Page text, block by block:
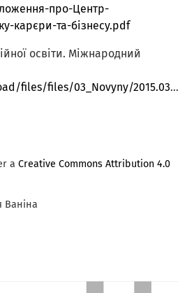
про-Центр-
карєри-та-бізнесу.pdf
освіти. Міжнародний
VET%20Financing%20Twinning_UKR.pdf
a Creative Commons Attribution 4.0
Ваніна